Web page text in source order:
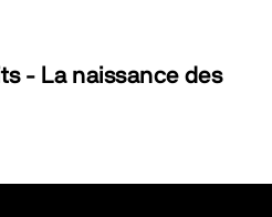
- La naissance des